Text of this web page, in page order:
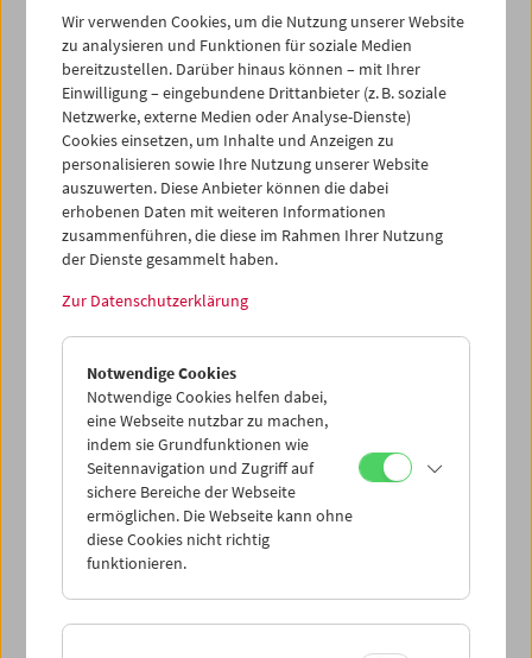
27
29 31
02
03
04 05 06 07 08
iCalender
Programmheft-PDF
English language or subtitles
< Vorherige Woche
Mo 6.7.
Di 7.7.
Mi 8.7.
Do 9.7.
Sa 11.7.
Wir verwenden Cookies, um die Nutzung unserer Website
zu analysieren und Funktionen für soziale Medien
bereitzustellen. Darüber hinaus können – mit Ihrer
Einwilligung – eingebundene Drittanbieter (z. B. soziale
Netzwerke, externe Medien oder Analyse-Dienste)
Cookies einsetzen, um Inhalte und Anzeigen zu
personalisieren sowie Ihre Nutzung unserer Website
auszuwerten. Diese Anbieter können die dabei
erhobenen Daten mit weiteren Informationen
zusammenführen, die diese im Rahmen Ihrer Nutzung
der Dienste gesammelt haben.
Zur Datenschutzerklärung
Notwendige Cookies
Notwendige Cookies helfen dabei,
eine Webseite nutzbar zu machen,
indem sie Grundfunktionen wie
Seitennavigation und Zugriff auf
sichere Bereiche der Webseite
ermöglichen. Die Webseite kann ohne
diese Cookies nicht richtig
funktionieren.